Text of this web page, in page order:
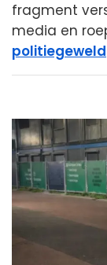
fragment
media en
politiegeweld